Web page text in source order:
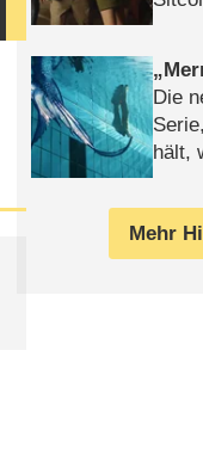
Die
hält,
Mehr